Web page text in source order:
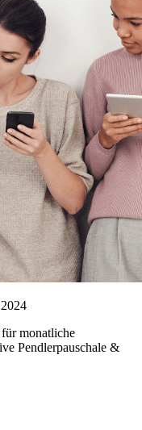
monatliche
Pendlerpauschale &